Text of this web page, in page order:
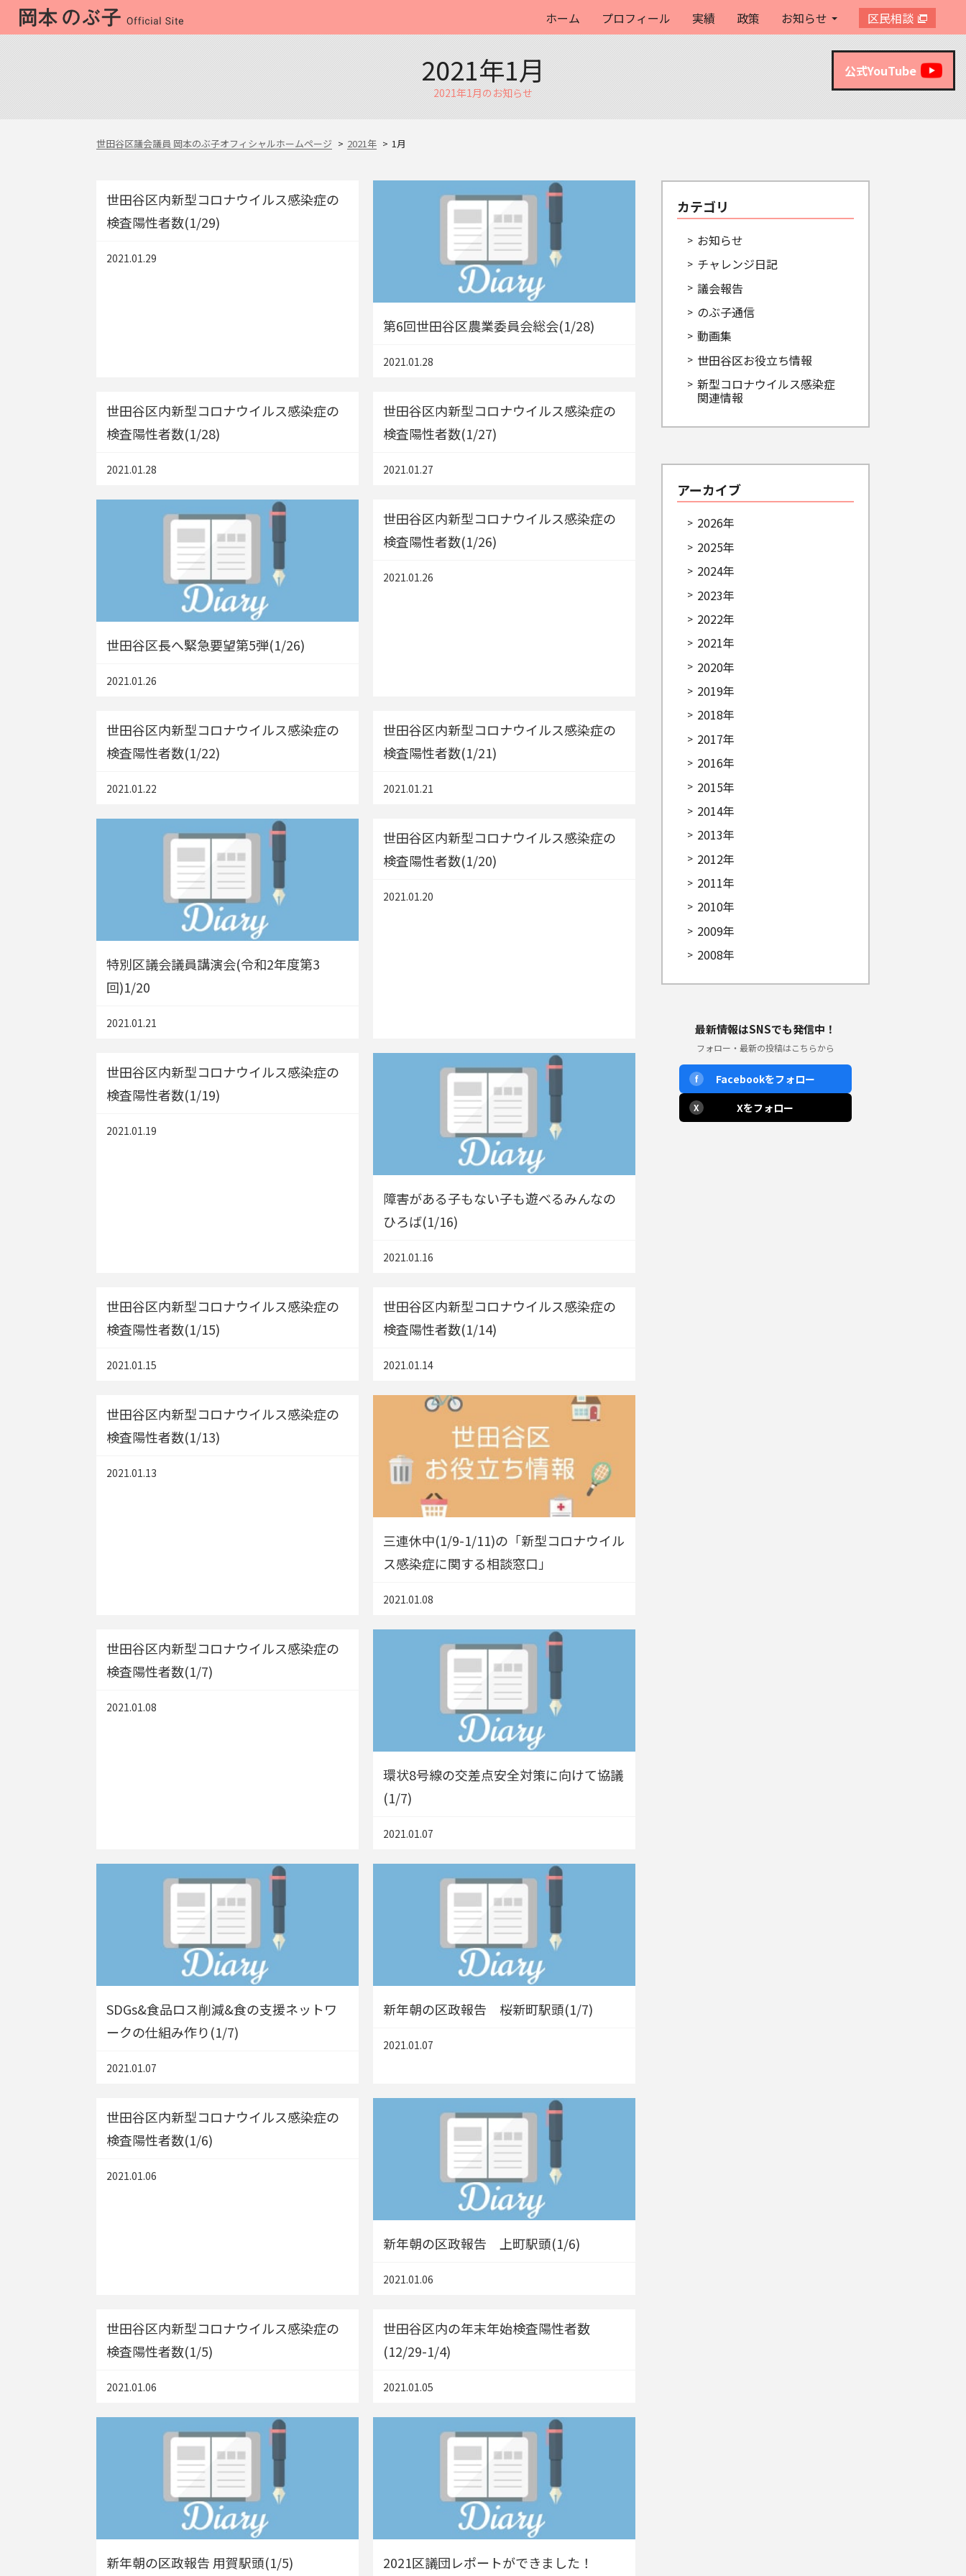
ホーム プロフィール 実績 政策 お知らせ 区民相談
2021年1月
2021年1月のお知らせ
世田谷区議会議員 岡本のぶ子オフィシャルホームページ 2021年 1月
世田谷区内新型コロナウイルス感染症の
検査陽性者数(1/29)
2021.01.29
第6回世田谷区農業委員会総会(1/28)
2021.01.28
世田谷区内新型コロナウイルス感染症の
検査陽性者数(1/28)
2021.01.28
世田谷区内新型コロナウイルス感染症の
検査陽性者数(1/27)
2021.01.27
世田谷区長へ緊急要望第5弾(1/26)
2021.01.26
世田谷区内新型コロナウイルス感染症の
検査陽性者数(1/26)
2021.01.26
世田谷区内新型コロナウイルス感染症の
検査陽性者数(1/22)
2021.01.22
世田谷区内新型コロナウイルス感染症の
検査陽性者数(1/21)
2021.01.21
特別区議会議員講演会(令和2年度第3
回)1/20
2021.01.21
世田谷区内新型コロナウイルス感染症の
検査陽性者数(1/20)
2021.01.20
世田谷区内新型コロナウイルス感染症の
検査陽性者数(1/19)
2021.01.19
障害がある子もない子も遊べるみんなの
ひろば(1/16)
2021.01.16
世田谷区内新型コロナウイルス感染症の
検査陽性者数(1/15)
2021.01.15
世田谷区内新型コロナウイルス感染症の
検査陽性者数(1/14)
2021.01.14
世田谷区内新型コロナウイルス感染症の
検査陽性者数(1/13)
2021.01.13
三連休中(1/9-1/11)の「新型コロナウイル
ス感染症に関する相談窓口」
2021.01.08
世田谷区内新型コロナウイルス感染症の
検査陽性者数(1/7)
2021.01.08
環状8号線の交差点安全対策に向けて協議
(1/7)
2021.01.07
SDGs&食品ロス削減&食の支援ネットワ
ークの仕組み作り(1/7)
2021.01.07
新年朝の区政報告 桜新町駅頭(1/7)
2021.01.07
世田谷区内新型コロナウイルス感染症の
検査陽性者数(1/6)
2021.01.06
新年朝の区政報告 上町駅頭(1/6)
2021.01.06
世田谷区内新型コロナウイルス感染症の
検査陽性者数(1/5)
2021.01.06
世田谷区内の年末年始検査陽性者数
(12/29-1/4)
2021.01.05
新年朝の区政報告 用賀駅頭(1/5) 2021区議団レポートができました！
カテゴリ
お知らせ
チャレンジ日記
議会報告
のぶ子通信
動画集
世田谷区お役立ち情報
新型コロナウイルス感染症
関連情報
アーカイブ
2026年
2025年
2024年
2023年
2022年
2021年
2020年
2019年
2018年
2017年
2016年
2015年
2014年
2013年
2012年
2011年
2010年
2009年
2008年
最新情報はSNSでも発信中！
フォロー・最新の投稿はこちらから
f Facebookをフォロー
X Xをフォロー
公式YouTube